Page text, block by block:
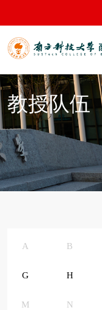
教授队伍
A B
G H
M N